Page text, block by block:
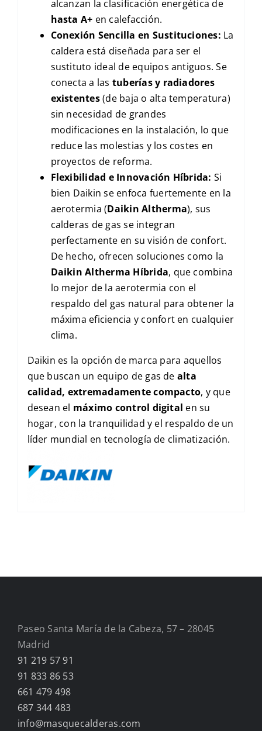
alcanzan la clasificación energética de
hasta A+ en calefacción.
Conexión Sencilla en Sustituciones: La
caldera está diseñada para ser el
sustituto ideal de equipos antiguos. Se
conecta a las tuberías y radiadores
existentes(de baja o alta temperatura)
sin necesidad de grandes
modificaciones en la instalación, lo que
reduce las molestias y los costes en
proyectos de reforma.
Flexibilidad e Innovación Híbrida: Si
bien Daikin se enfoca fuertemente en la
aerotermia (Daikin Altherma), sus
calderas de gas se integran
perfectamente en su visión de confort.
De hecho, ofrecen soluciones como la
Daikin Altherma Híbrida, que combina
lo mejor de la aerotermia con el
respaldo del gas natural para obtener la
máxima eficiencia y confort en cualquier
clima.
Daikin es la opción de marca para aquellos
que buscan un equipo de gas de alta
calidad, extremadamente compacto, y que
desean el máximo control digital en su
hogar, con la tranquilidad y el respaldo de un
líder mundial en tecnología de climatización.
Paseo Santa María de la Cabeza, 57 – 28045
Madrid
91 219 57 91
91 833 86 53
661 479 498
687 344 483
info@masquecalderas.com